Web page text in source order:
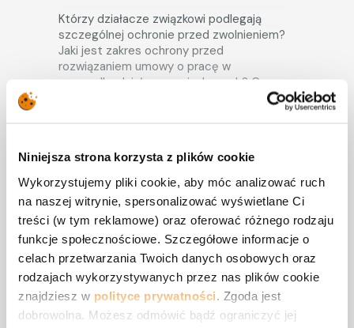
Niniejsza strona korzysta z plików cookie
Wykorzystujemy pliki cookie, aby móc analizować ruch
na naszej witrynie, spersonalizować wyświetlane Ci
treści (w tym reklamowe) oraz oferować różnego rodzaju
funkcje społecznościowe. Szczegółowe informacje o
celach przetwarzania Twoich danych osobowych oraz
rodzajach wykorzystywanych przez nas plików cookie
znajdziesz w polityce prywatności . Zgoda jest
dobrowolna. Możesz odmówić bądź ograniczyć jej
Którzy działacze związkowi podlegają
szczególnej ochronie przed zwolnieniem?
Jaki jest zakres ochrony przed
rozwiązaniem umowy o pracę w
przypadku działaczy związkowych? Co
może zrobić pracodawca, gdy związek
zwolnieniem dotyczy również sytuacji
ciężkiego naruszenia podstawowych
obowiązków pracowniczych? Jakie
znaczenie może mieć fakt pełnienia
funkcji społecznego inspektora pracy
przez działacz związkowego? Jakie są
skutki niezgodnego z prawem zwolnienia
działacza związkowego?
Chcesz zapisać się na Live Meeting
telefonicznie lub mailowo?
Zadzwoń do naszego konsultanta lub wyślij
mailem wypełniony formularz zgłoszeniowy.
(42) 235 30 60